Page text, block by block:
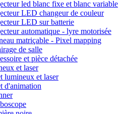
led blanc fixe et blanc variable
LED changeur de couleur
LED sur batterie
automatique - lyre motorisée
matriçable - Pixel mapping
de salle
et pièce détachée
et laser
lumineux et laser
d'animation